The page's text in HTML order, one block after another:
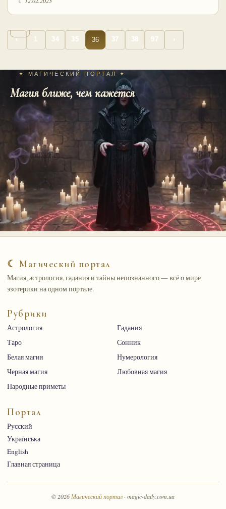
Пагинация
‹ 1 34 35 36 37 38 97 ›
✦ МАГИЧЕСКИЙ ПОРТАЛ ✦
Магия ближе, чем кажется
☾ Магический портал
Магия, астрология, гадания и тайны непознанного — всё о мире
эзотерики на одном портале.
Рубрики
Астрология
Гадания
Таро
Сонник
Белая магия
Нумерология
Черная магия
Любовная магия
Народные приметы
Портал
Русский
Українська
English
Главная страница
© 2026 Магический портал · magic-daily.com.ua